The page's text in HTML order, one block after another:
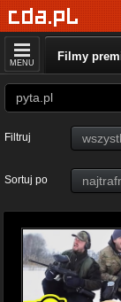
MENU Filmy
Filtruj
Sortuj po